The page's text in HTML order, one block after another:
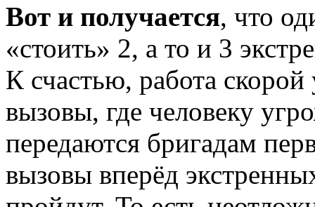
Вот и получается, что
«стоить» 2, а то и 3
К счастью, работа
вызовы, где человеку
передаются бригадам
вызовы вперёд